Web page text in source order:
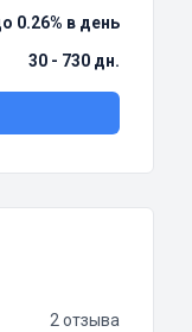
0.26% в день
30 - 730 дн.
2 отзыва